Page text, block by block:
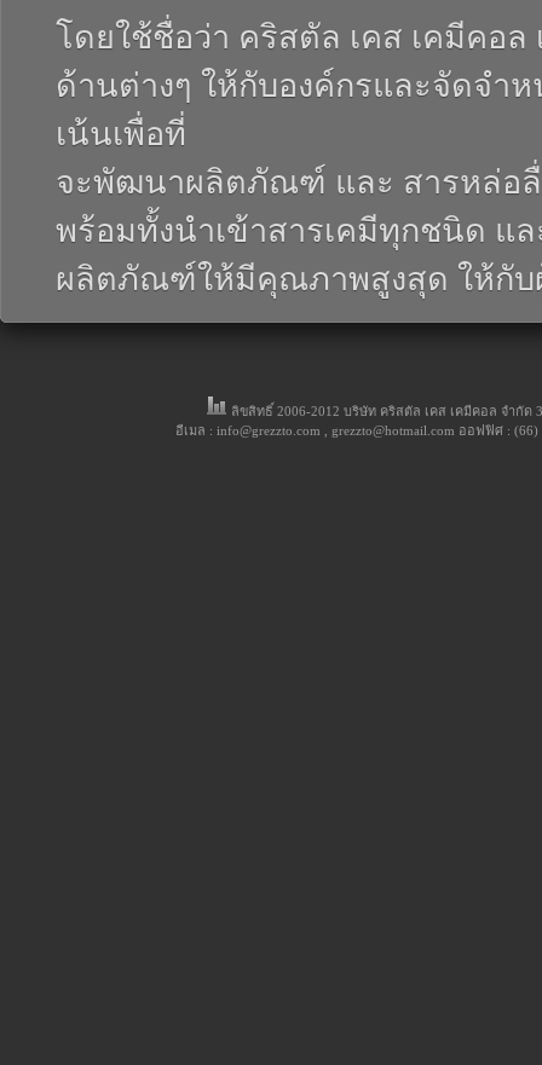
โดยใช้ชื่อว่า คริสตัล เคส เคมีคอ
ด้านต่างๆ ให้กับองค์กรและจัดจ
เน้นเพื่อที่
จะพัฒนาผลิตภัณฑ์ และ สารหล่อ
พร้อมทั้งนำเข้าสารเคมีทุกชนิด แ
ผลิตภัณฑ์ให้มีคุณภาพสูงสุด ให้กั
ลิขสิทธิ์ 2006-2012 บริษัท คริสตัล เคส เคมีคอล จำกัด
อีเมล : info@grezzto.com , grezzto@hotmail.com ออฟฟิศ :